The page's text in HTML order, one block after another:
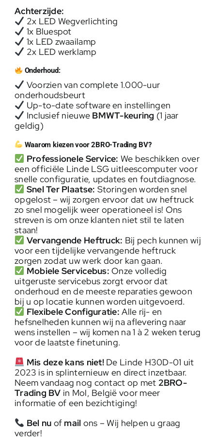
Achterzijde:
2x LED Wegverlichting
1x Bluespot
1x LED zwaailamp
2x LED werklamp
Onderhoud:
Voorzien van complete 1.000-uur
onderhoudsbeurt
Up-to-date software en instellingen
Inclusief nieuwe BMWT-keuring (1 jaar
geldig)
Waarom kiezen voor 2BRO-Trading BV?
Professionele Service: We beschikken over
een officiële Linde LSG uitleescomputer voor
snelle configuratie, updates en foutdiagnose.
Snel Ter Plaatse: Storingen worden snel
opgelost – wij zorgen ervoor dat uw heftruck
zo snel mogelijk weer operationeel is! Ons
streven is om onze klanten niet stil te laten
staan!
Vervangende Heftruck: Bij pech kunnen wij
voor een tijdelijke vervangende heftruck
zorgen zodat uw werk door kan gaan.
Mobiele Servicebus: Onze volledig
uitgeruste servicebus zorgt ervoor dat
onderhoud en de meeste reparaties gewoon
bij u op locatie kunnen worden uitgevoerd.
Flexibele Configuratie: Alle rij- en
hefsnelheden kunnen wij na aflevering naar
wens instellen – wij komen na 1 à 2 weken terug
voor de laatste finetuning.
Mis deze kans niet!De Linde H30D-01 uit
2023 is in splinternieuw en direct inzetbaar.
Neem vandaag nog contact op met 2BRO-
Trading BV in Mol, België voor meer
informatie of een bezichtiging!
Bel nu of mail ons – Wij helpen u graag
verder!